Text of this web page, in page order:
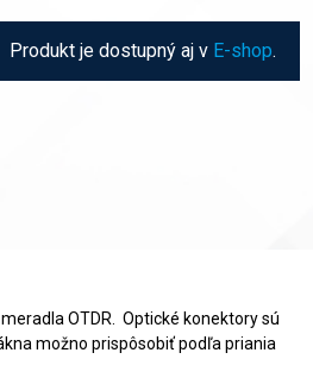
Produkt je dostupný aj v E-shop.
OTDR. Optické konektory sú
možno prispôsobiť podľa priania